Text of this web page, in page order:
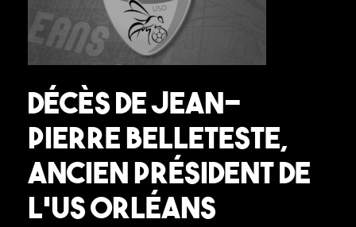
DÉCÈS DE JEAN-
PIERRE BELLETESTE,
ANCIEN PRÉSIDENT DE
L’US ORLÉANS